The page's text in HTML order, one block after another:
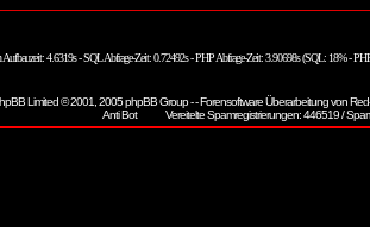
Aufbauzeit: 4.6319s - SQL Abfrage-Zeit: 0.72492s - PHP Abfrage-Zeit: 3.90698s (SQL: 18% -
Limited © 2001, 2005 phpBB Group - - Forensoftware Überarbeitung von
Vereitelte Spamregistrierungen: 446519 /